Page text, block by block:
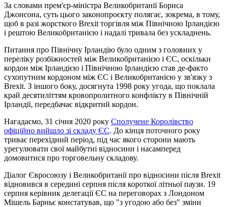
За словами прем'єр-міністра Великобританії Бориса
Джонсона, суть цього законопроєкту полягає, зокрема, в тому,
щоб в разі жорсткого Brexit торгівля між Північною Ірландією
і рештою Великобританією і надалі тривала без ускладнень.
Питання про Північну Ірландію було одним з головних у
переліку розбіжностей між Великобританією і ЄС, оскільки
кордон між Ірландією і Північною Ірландією став де-факто
сухопутним кордоном між ЄС і Великобританією у зв'язку з
Brexit. З іншого боку, досягнута 1998 року угода, що поклала
край десятиліттям кровопролитного конфлікту в Північній
Ірландії, передбачає відкритий кордон.
Нагадаємо, 31 січня 2020 року Сполучене Королівство
офіційно вийшло зі складу ЄС. До кінця поточного року
триває перехідний період, під час якого сторони мають
урегулювати свої майбутні відносини і насамперед
домовитися про торговельну складову.
Діалог Євросоюзу і Великобританії про відносини після Brexit
відновився в середині серпня після короткої літньої паузи. 19
серпня керівник делегації ЄС на переговорах з Лондоном
Мішель Барньє констатував, що "з угодою або без" зміни